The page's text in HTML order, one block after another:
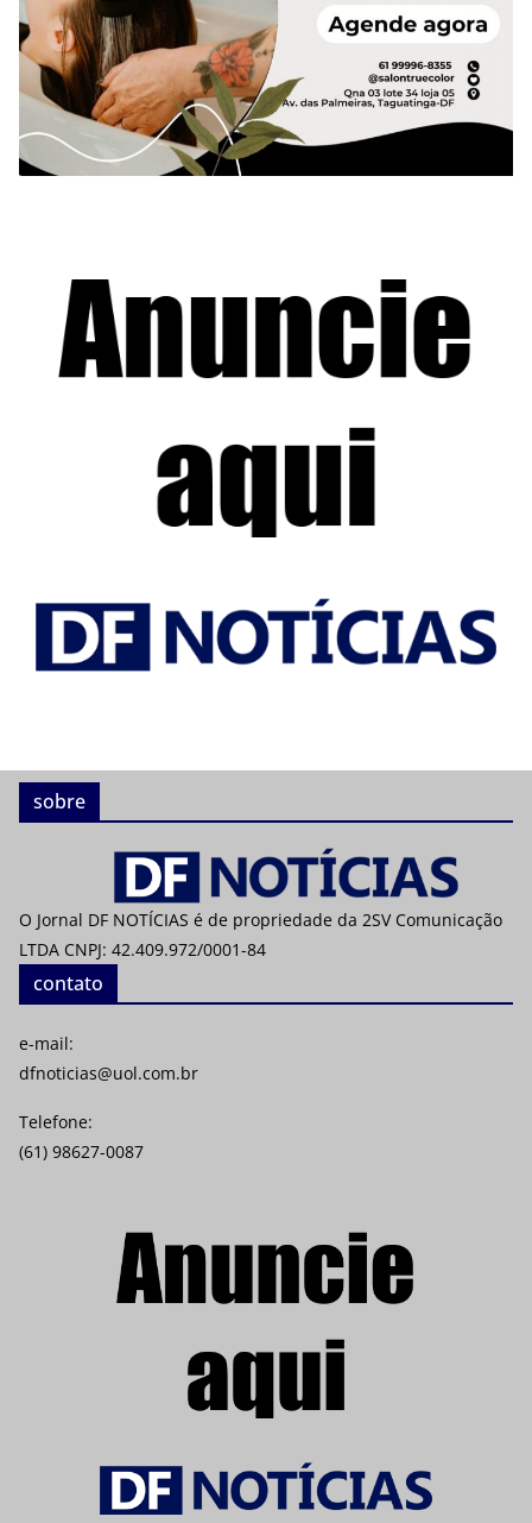
sobre
O Jornal DF NOTÍCIAS é de propriedade da 2SV Comunicação
LTDA CNPJ: 42.409.972/0001-84
contato
e-mail:
dfnoticias@uol.com.br
Telefone:
(61) 98627-0087